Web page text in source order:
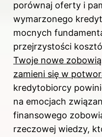
porównaj oferty i
wymarzonego
mocnych
przejrzystości
Twoje nowe
zamieni się w
kredytobiorcy
na emocjach
finansowego
rzeczowej wiedzy,